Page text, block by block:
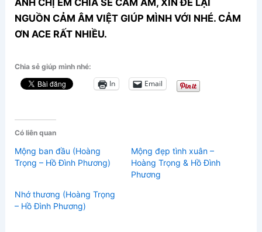
ANH CHỊ EM CHIA SẺ CẢM ÂM, XIN ĐỂ LẠI
NGUỒN CẢM ÂM VIỆT GIÚP MÌNH VỚI NHÉ. CẢM
ƠN ACE RẤT NHIỀU.
Chia sẻ giúp mình nhé:
In Email
Có liên quan
Mộng ban đầu (Hoàng
Trọng – Hồ Đình Phương)
Mộng đẹp tình xuân –
Hoàng Trọng & Hồ Đình
Phương
Nhớ thương (Hoàng Trọng
– Hồ Đình Phương)